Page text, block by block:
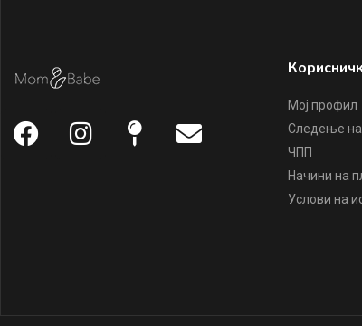
Мој профил
Следење на
ЧПП
Начини на
Услови на